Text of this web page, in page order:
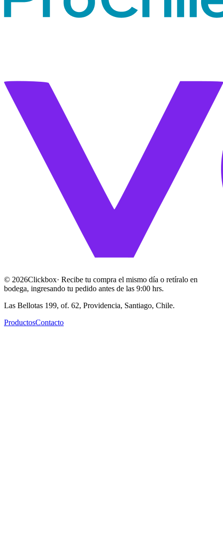
© 2026Clickbox· Recibe tu compra el mismo día o retíralo en
bodega, ingresando tu pedido antes de las 9:00 hrs.
Las Bellotas 199, of. 62, Providencia, Santiago, Chile.
ProductosContacto